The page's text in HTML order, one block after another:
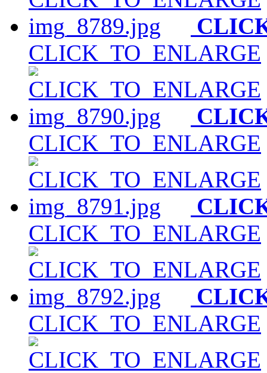
CLICK_TO_ENLARGE
CLICK_TO_ENLARGE
CLICK_TO_ENLARGE
CLICK_TO_ENLARGE